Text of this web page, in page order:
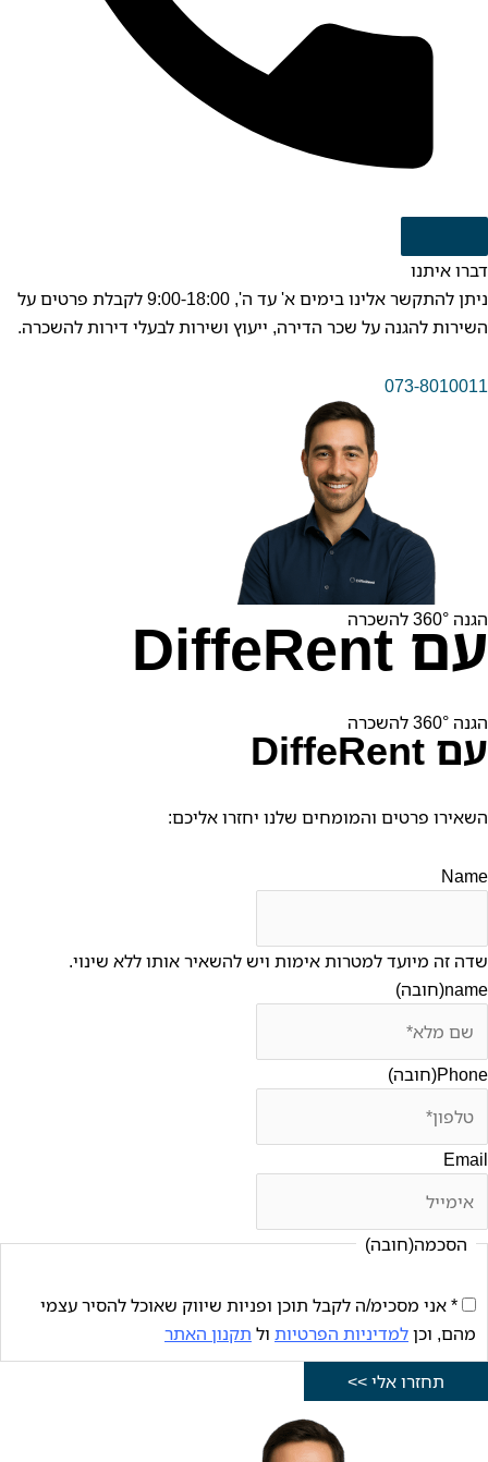
דברו איתנו
ניתן להתקשר אלינו בימים א' עד ה', 9:00-18:00 לקבלת פרטים על
השירות להגנה על שכר הדירה, ייעוץ ושירות לבעלי דירות להשכרה.
073-8010011
הגנה 360° להשכרה
עם DiffeRent
הגנה 360° להשכרה
עם DiffeRent
השאירו פרטים והמומחים שלנו יחזרו אליכם:
Name
שדה זה מיועד למטרות אימות ויש להשאיר אותו ללא שינוי.
name(חובה)
Phone(חובה)
Email
הסכמה(חובה)
* אני מסכימ/ה לקבל תוכן ופניות שיווק שאוכל להסיר עצמי
מהם, וכןלמדיניות הפרטיות תקנון האתר